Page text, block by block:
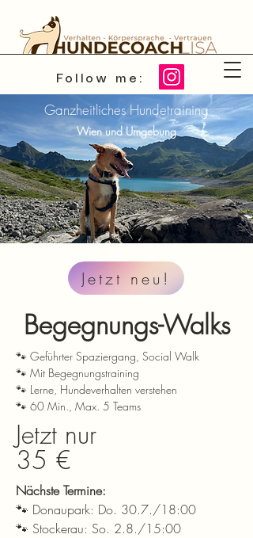
Follow me:
Ganzheitliches Hundetraining
Wien und Umgebung
Jetzt neu!
Begegnungs-Walks
🐾 Geführter Spaziergang, Social Walk
🐾 Mit Begegnungstraining
🐾 Lerne, Hundeverhalten verstehen
🐾 60 Min., Max. 5 Teams
Jetzt nur
35 €
Nächste Termine:
🐾 Donaupark: Do. 30.7./18:00
🐾 Stockerau: So. 2.8./15:00